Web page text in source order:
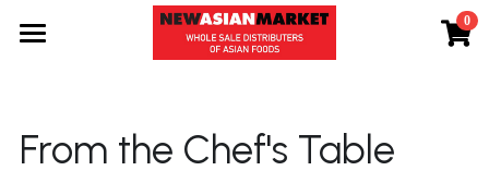
0
From the Chef's Table
×
STORE CATEGORIES